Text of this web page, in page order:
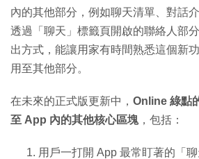
內的其他部分，例如聊天清單、對話
透過「聊天」標籤頁開啟的聯絡人部
出方式，能讓用家有時間熟悉這個新
用至其他部分。
在未來的正式版更新中， Online 綠點
至 App 內的其他核心區塊 ，包括：
用戶一打開 App 最常盯著的「聊